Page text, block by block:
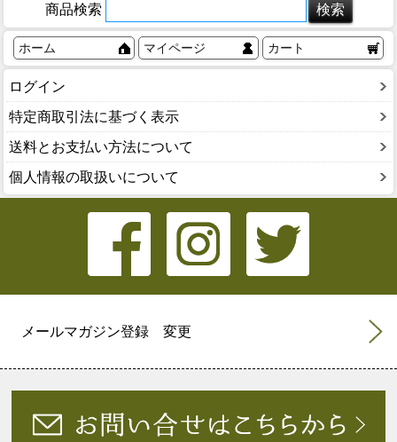
商品検索
ホーム マイページ カート
ログイン
特定商取引法に基づく表示
送料とお支払い方法について
個人情報の取扱いについて
メールマガジン登録 変更